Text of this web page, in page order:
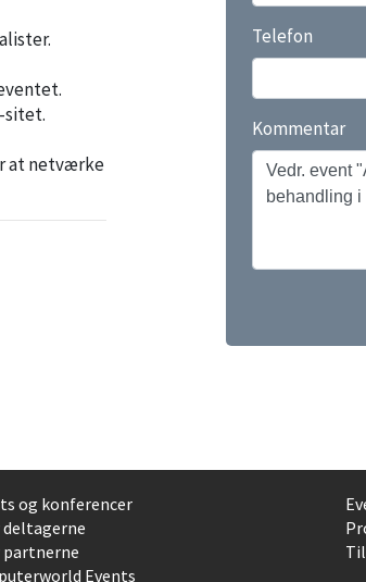
sitet.
at netværke
Telefon
Kommentar
og konferencer
deltagerne
partnerne
Events